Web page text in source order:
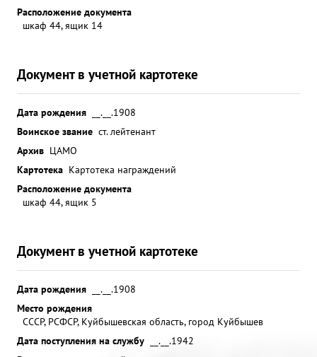
Расположение документа
шкаф 44, ящик 14
Документ в учетной картотеке
Дата рождения
__.__.1908
Воинское звание ст. лейтенант
Архив ЦАМО
Картотека Картотека награждений
Расположение документа
шкаф 44, ящик 5
Документ в учетной картотеке
Дата рождения
__.__.1908
Место рождения
СССР, РСФСР, Куйбышевская область, город Куйбышев
Дата поступления на службу
__.__.1942